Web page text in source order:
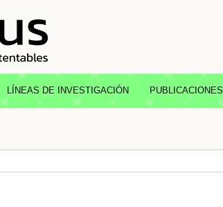
LÍNEAS DE INVESTIGACIÓN PUBLICACIONES